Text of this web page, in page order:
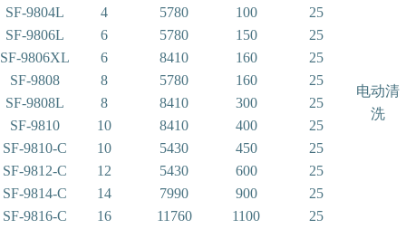
电动清
洗
SF-9804L 4 5780 100
25
SF-9806L
6 5780 150
25
SF-9806XL
6 8410 160
25
SF-9808
8 5780 160
25
SF-9808L
8 8410 300
25
SF-9810
10 8410 400
25
SF-9810-C
10 5430 450
25
SF-9812-C
12 5430 600
25
SF-9814-C
14 7990 900
25
SF-9816-C
16 11760 1100
25